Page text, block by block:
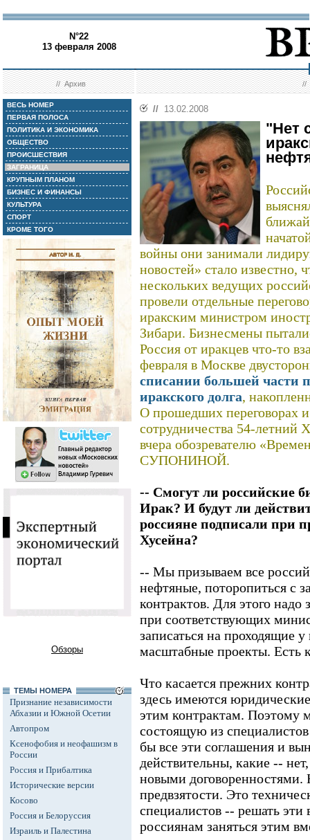
N°22
13 февраля 2008
//Архив //
ВЕСЬ НОМЕР
ПЕРВАЯ ПОЛОСА
ПОЛИТИКА И ЭКОНОМИКА
ОБЩЕСТВО
ПРОИСШЕСТВИЯ
ЗАГРАНИЦА
КРУПНЫМ ПЛАНОМ
БИЗНЕС И ФИНАНСЫ
КУЛЬТУРА
СПОРТ
КРОМЕ ТОГО
Обзоры
ТЕМЫ НОМЕРА
Признание независимости
Абхазии и Южной Осетии
Автопром
Ксенофобия и неофашизм в
России
Россия и Прибалтика
Исторические версии
Косово
Россия и Белоруссия
Израиль и Палестина
// 13.02.2008
"Нет
войны они занимали
новостей» стало известно,
нескольких ведущих
провели отдельные
иракским министром
Зибари. Бизнесмены
Россия от иракцев что-то
февраля в Москве
списании большей части
иракского долга,
О прошедших переговорах
сотрудничества 54-
вчера обозревателю
СУПОНИНОЙ.
-- Смогут ли российские
Ирак? И будут ли
россияне подписали при
Хусейна?
-- Мы призываем все
нефтяные, поторопиться с
контрактов. Для этого надо
при соответствующих
записаться на проходящие
масштабные проекты. Есть
Что касается прежних
здесь имеются
этим контрактам. Поэтому
состоящую из
бы все эти соглашения и
действительны, какие --
новыми договоренностями.
предвзятости. Это
специалистов -- решать
россиянам заняться этим